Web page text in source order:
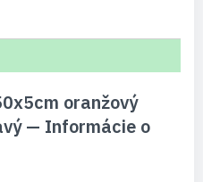
oranžový
— Informácie o